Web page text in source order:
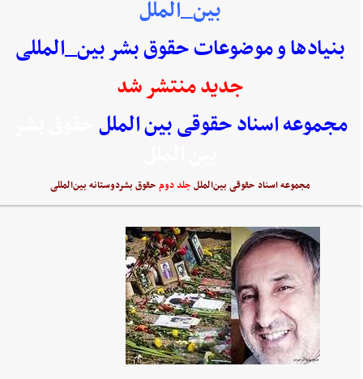
بین_الملل
بنیادها و موضوعات حقوق بشر بین_المللی
جدید منتشر شد
مجموعه اسناد حقوقی بین الملل
مجموعه اسناد حقوقی بین‌المللجلد دومحقوق بشردوستانه بین‌المللی